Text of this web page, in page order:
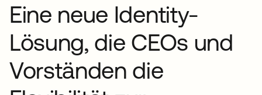
Eine neue Identity-
Lösung, die CEOs und
Vorständen die